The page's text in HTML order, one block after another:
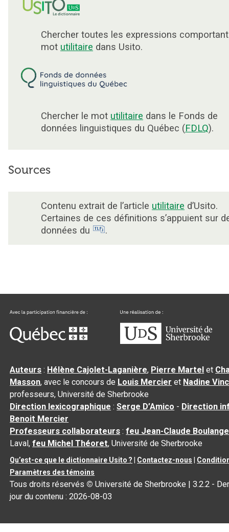
Chercher toutes les expressions
mot utilitaire dans Usito.
Chercher le mot utilitaire dans le Fonds de
données linguistiques du Québec (FDLQ).
Sources
Contenu extrait de l’article utilitaire d’Usito.
Certaines de ces définitions s’appuient sur
données du
.
Auteurs : Hélène Cajolet-Laganière, Pierre Martel et
Masson, avec le concours de Louis Mercier et Nadine
professeurs, Université de Sherbrooke
Direction lexicographique :Serge D’Amico - Direction
Benoit Mercier
Professeurs collaborateurs :feu Jean-Claude
Laval,feu Michel Théoret, Université de Sherbrooke
Qu’est-ce que le dictionnaire Usito ? Contactez-nous
Paramètres des témoins
Tous droits réservés © Université de Sherbrooke |3.2.2 -
jour du contenu :2026-08-03